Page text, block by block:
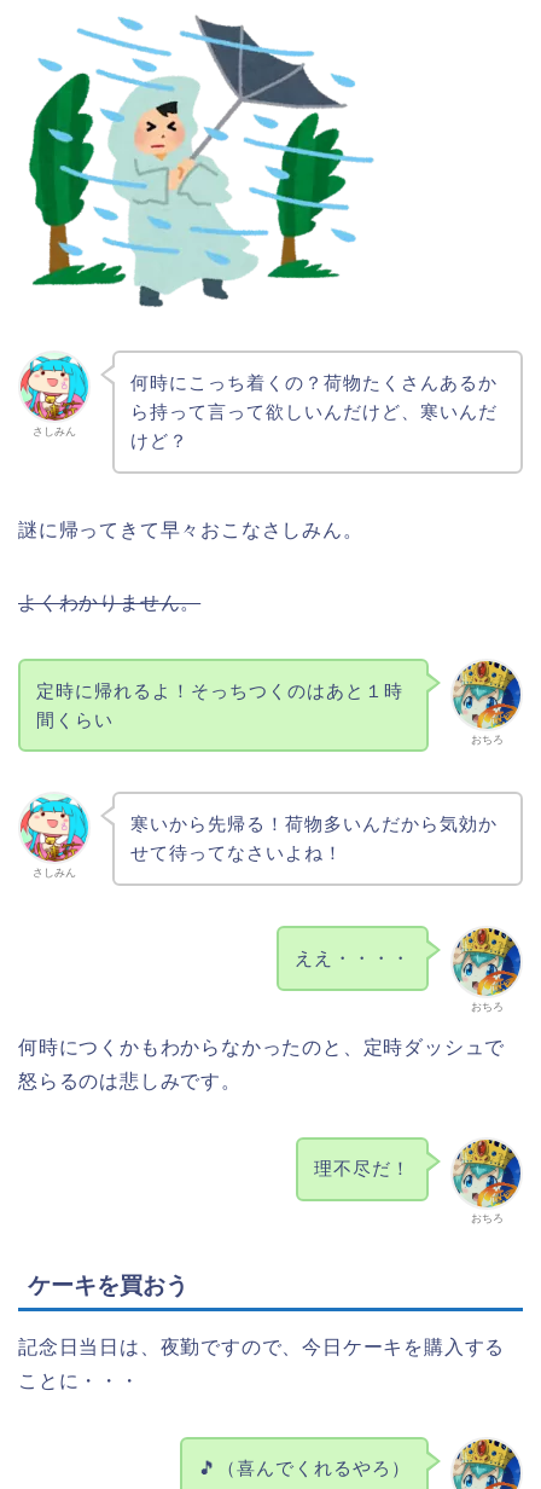
さしみん
何時にこっち着くの？荷物たくさんあるか
ら持って言って欲しいんだけど、寒いんだ
けど？
謎に帰ってきて早々おこなさしみん。
よくわかりません。
おちろ
定時に帰れるよ！そっちつくのはあと１時
間くらい
さしみん
寒いから先帰る！荷物多いんだから気効か
せて待ってなさいよね！
おちろ
ええ・・・・
何時につくかもわからなかったのと、定時ダッシュで
怒らるのは悲しみです。
おちろ
理不尽だ！
ケーキを買おう
記念日当日は、夜勤ですので、今日ケーキを購入する
ことに・・・
🎵（喜んでくれるやろ）